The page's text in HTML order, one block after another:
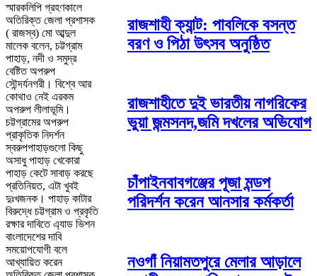
স্মারকলিপি গ্রহণকালে
অতিরিক্ত জেলা প্রশাসক
( রাজস্ব) মো আব্দুল
মালেক বলেন, চট্টগ্রাম
পাহাড়, নদী ও সমুদ্র
বেষ্টিত অপরুপ
সৌন্দর্যনগরী। বিশ্বে আর
কোথাও নেই এরকম
অপরুপ লীলাভূমি।
চট্টগ্রামের অপরুপ
প্রাকৃতিক নিদর্শন
স্বরুপপাহাড়গুলো কিছু
অসাধু পাহাড় খেকোরা
পাহাড় কেটে সাবাড় করছে
প্রতিনিয়ত, এটা খুবই
দুঃখজনক। পাহাড় কাটার
বিরুদ্ধে চট্টগ্রাম ও প্রকৃতি
রক্ষার দাবিতে এ্যাড ভিশন
বাংলাদেশের দাবি
সময়োপযোগী বলে
আখ্যায়িত করেন
রাজশাহী ক্যান্ট: পাবলিকে বসন্ত
বরণ ও পিঠা উৎসব অনুষ্ঠিত
রাজশাহীতে দুই ভারতীয় নাগরিকের
ভুয়া জন্মসনদ,জমি দখলের অভিযোগ
চাঁপাইনবাবগঞ্জের পূজা মন্ডপ
পরিদর্শন করেন আনসার কর্মকর্তা
নওগাঁ নিয়ামতপুরে মেলার আড়ালে